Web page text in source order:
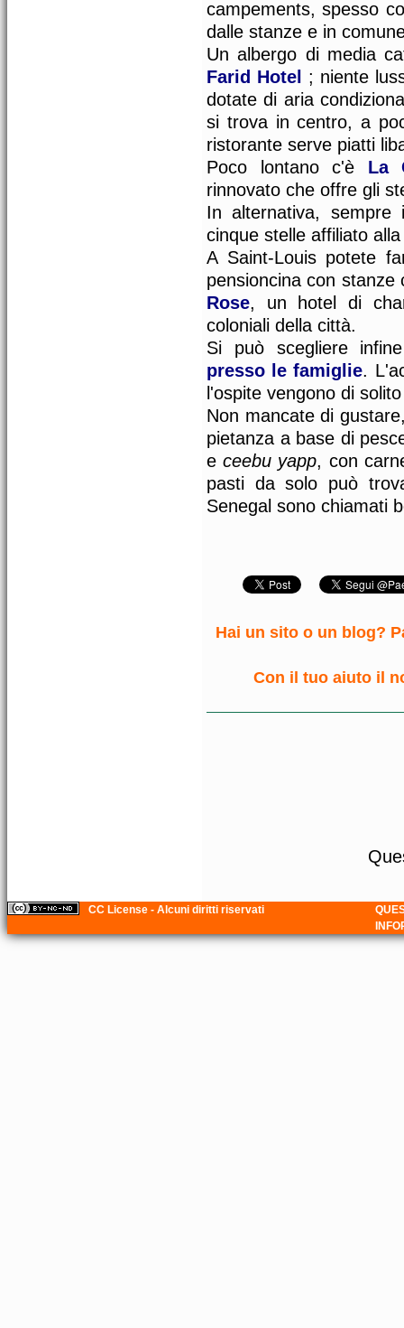
campements, spesso
dalle stanze e in
Un albergo di media
Farid Hotel
; niente
dotate di aria
si trova in centro, a
ristorante serve piatti
Poco lontano c'è La
rinnovato che offre gli
In alternativa,
cinque stelle affiliato
A Saint-Louis potete
pensioncina con
Rose, un hotel di
coloniali della città.
Si può scegliere
presso le famiglie.
l'ospite vengono di
Non mancate di
pietanza a base di
eceebu yapp, con
pasti da solo può
Senegal sono chiamati
Hai un sito o un blog?
Con il tuo aiuto il
CC License - Alcuni diritti riservati